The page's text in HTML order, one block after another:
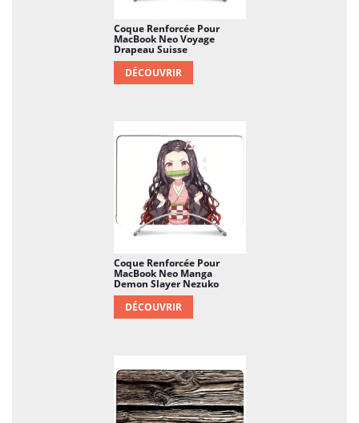
Coque Renforcée Pour
MacBook Neo Voyage
Drapeau Suisse
DÉCOUVRIR
Coque Renforcée Pour
MacBook Neo Manga
Demon Slayer Nezuko
DÉCOUVRIR